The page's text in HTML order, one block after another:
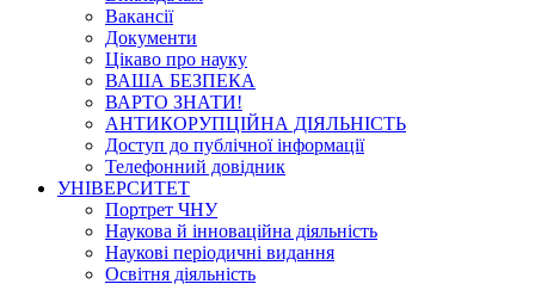
Вакансії
Документи
Цікаво про науку
ВАША БЕЗПЕКА
ВАРТО ЗНАТИ!
АНТИКОРУПЦІЙНА ДІЯЛЬНІСТЬ
Доступ до публічної інформації
Телефонний довідник
УНІВЕРСИТЕТ
Портрет ЧНУ
Наукова й інноваційна діяльність
Наукові періодичні видання
Освітня діяльність